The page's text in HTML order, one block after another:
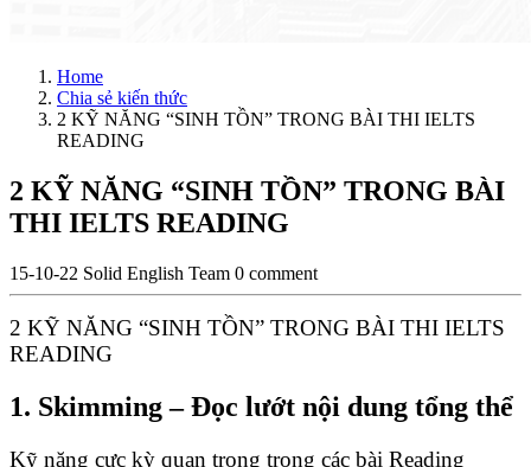
Home
Chia sẻ kiến thức
2 KỸ NĂNG “SINH TỒN” TRONG BÀI THI IELTS
READING
2 KỸ NĂNG “SINH TỒN” TRONG BÀI
THI IELTS READING
15-10-22 Solid English Team 0 comment
2 KỸ NĂNG “SINH TỒN” TRONG BÀI THI IELTS
READING
1. Skimming – Đọc lướt nội dung tổng thể
Kỹ năng cực kỳ quan trọng trong các bài Reading